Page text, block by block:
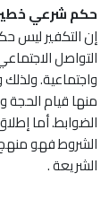
حكم شرعي
إن التكفير ليس
التواصل
واجتماعية.
منها قيام الحجة
الضوابط. أما
الشروط فهو
الشريعة .